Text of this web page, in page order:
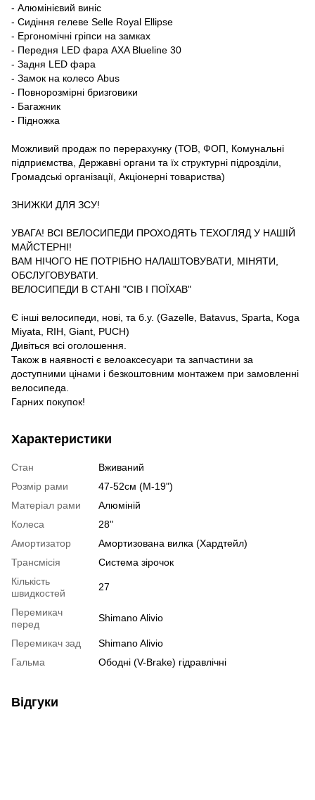
- Алюмінієвий виніс
- Сидіння гелеве Selle Royal Ellipse
- Ергономічні гріпси на замках
- Передня LED фара AXA Blueline 30
- Задня LED фара
- Замок на колесо Abus
- Повнорозмірні бризговики
- Багажник
- Підножка
Можливий продаж по перерахунку (ТОВ, ФОП, Комунальні
підприємства, Державні органи та їх структурні підрозділи,
Громадські організації, Акціонерні товариства)
ЗНИЖКИ ДЛЯ ЗСУ!
УВАГА! ВСІ ВЕЛОСИПЕДИ ПРОХОДЯТЬ ТЕХОГЛЯД У НАШІЙ
МАЙСТЕРНІ!
ВАМ НІЧОГО НЕ ПОТРІБНО НАЛАШТОВУВАТИ, МІНЯТИ,
ОБСЛУГОВУВАТИ.
ВЕЛОСИПЕДИ В СТАНІ "СІВ І ПОЇХАВ"
Є інші велосипеди, нові, та б.у. (Gazelle, Batavus, Sparta, Koga
Miyata, RIH, Giant, PUCH)
Дивіться всі оголошення.
Також в наявності є велоаксесуари та запчастини за
доступними цінами і безкоштовним монтажем при замовленні
велосипеда.
Гарних покупок!
Характеристики
Стан
Вживаний
Розмір рами
47-52см (M-19")
Матеріал рами
Алюміній
Колеса
28"
Амортизатор
Амортизована вилка (Хардтейл)
Трансмісія
Система зірочок
Кількість
швидкостей
27
Перемикач
перед
Shimano Alivio
Перемикач зад
Shimano Alivio
Гальма
Ободні (V-Brake) гідравлічні
Відгуки